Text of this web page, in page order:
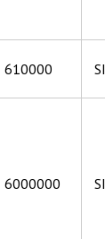
610000 SI
6000000 SI